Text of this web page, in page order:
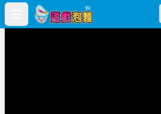
Open main menu